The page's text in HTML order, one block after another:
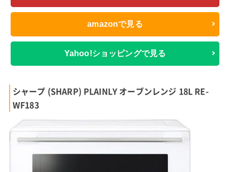
amazonで見る
Yahoo!ショッピングで見る
シャープ (SHARP) PLAINLY オーブンレンジ 18L RE-
WF183